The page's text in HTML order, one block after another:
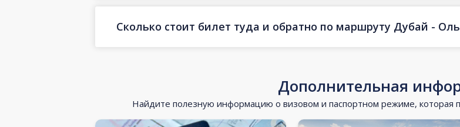
Сколько стоит билет туда и обратно по маршруту Дубай -
Дополнительная
Найдите полезную информацию о визовом и паспортном режиме, которая